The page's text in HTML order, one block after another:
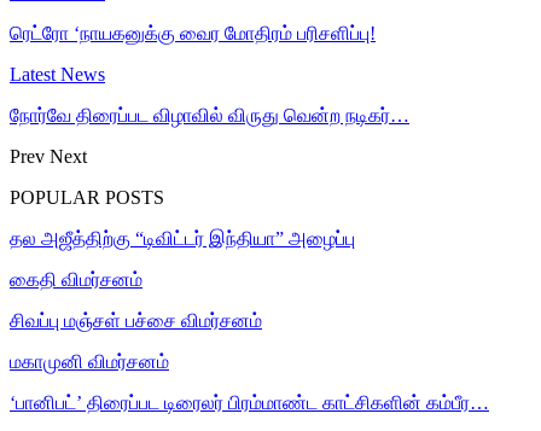
ரெட்ரோ ‘நாயகனுக்கு வைர மோதிரம் பரிசளிப்பு!
Latest News
நோர்வே திரைப்பட விழாவில் விருது வென்ற நடிகர்…
Prev Next
POPULAR POSTS
தல அஜீத்திற்கு “டிவிட்டர் இந்தியா” அழைப்பு
கைதி விமர்சனம்
சிவப்பு மஞ்சள் பச்சை விமர்சனம்
மகாமுனி விமர்சனம்
‘பானிபட்’ திரைப்பட டிரைலர் பிரம்மாண்ட காட்சிகளின் கம்பீர…